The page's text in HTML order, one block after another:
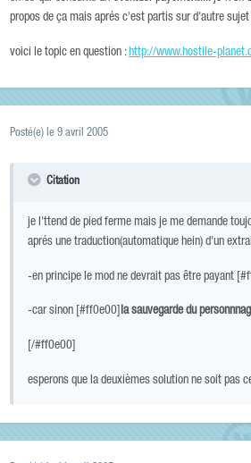
propos de ça mais aprés c'est partis sur d'autre
voici le topic en question :http://www.hostile-
Posté(e) le 9 avril 2005
Citation
je l'ttend de pied ferme mais je me demande
aprés une traduction(automatique hein) d'un
-en principe le mod ne devrait pas être payant
-car sinon [#ff0e00] la sauvegarde du
[/#ff0e00]
esperons que la deuxièmes solution ne soit pas